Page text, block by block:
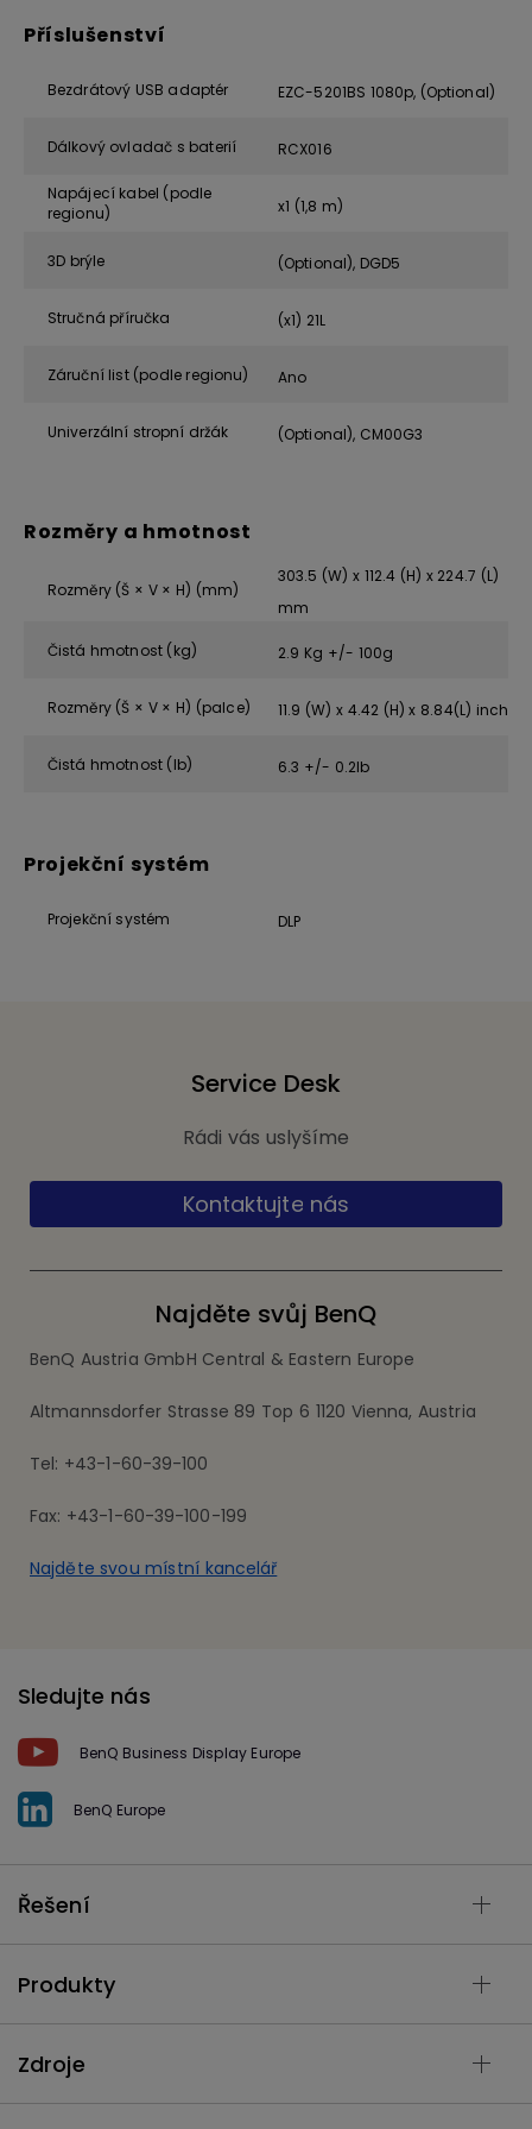
Příslušenství
Bezdrátový USB adaptér EZC-5201BS 1080p, (Optional)
Dálkový ovladač s baterií RCX016
Napájecí kabel (podle
regionu)
x1 (1,8 m)
3D brýle (Optional), DGD5
Stručná příručka (x1) 21L
Záruční list (podle regionu) Ano
Univerzální stropní držák (Optional), CM00G3
Rozměry a hmotnost
Rozměry (Š × V × H) (mm)
303.5 (W) x 112.4 (H) x 224.7 (L)
mm
Čistá hmotnost (kg) 2.9 Kg +/- 100g
Rozměry (Š × V × H) (palce) 11.9 (W) x 4.42 (H) x 8.84(L) inch
Čistá hmotnost (lb) 6.3 +/- 0.2lb
Projekční systém
Projekční systém DLP
Service Desk
Rádi vás uslyšíme
Kontaktujte nás
Najděte svůj BenQ
BenQ Austria GmbH Central & Eastern Europe
Altmannsdorfer Strasse 89 Top 6 1120 Vienna, Austria
Tel: +43-1-60-39-100
Fax: +43-1-60-39-100-199
Najděte svou místní kancelář
Sledujte nás
BenQ Business Display Europe
BenQ Europe
Řešení
Produkty
Zdroje